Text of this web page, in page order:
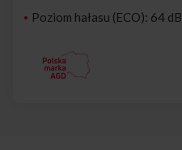
Poziom hałasu (ECO): 64 dB